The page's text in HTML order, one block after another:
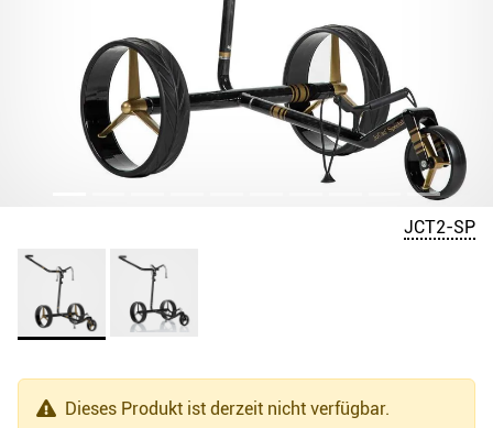
JCT2-SP
Dieses Produkt ist derzeit nicht verfügbar.